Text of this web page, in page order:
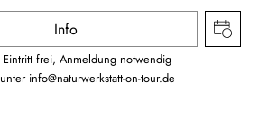
Info
Eintritt frei, Anmeldung notwendig
unter info@naturwerkstatt-on-tour.de